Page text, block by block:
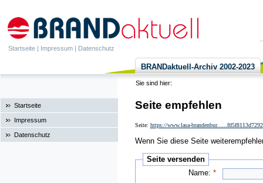
Startseite | Impressum | Datenschutz
BRANDaktuell-Archiv 2002-2023
Sie sind hier:
Startseite
Impressum
Datenschutz
Seite empfehlen
Seite: https://www.lasa-
Wenn Sie diese Seite
Seite versenden
Name:*